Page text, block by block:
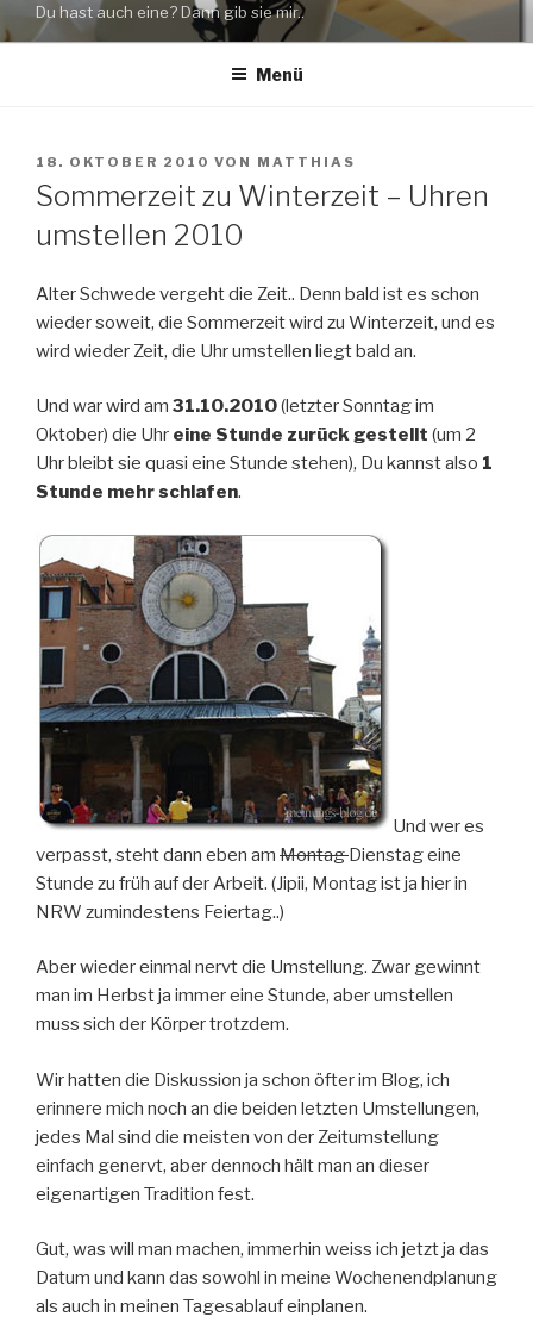
springenDu hast auch eine? Dann gib sie mir..
Menü
VERÖFFENTLICHT
AM
18. OKTOBER 2010 VON MATTHIAS
Sommerzeit zu Winterzeit – Uhren
umstellen 2010
Alter Schwede vergeht die Zeit.. Denn bald ist es schon
wieder soweit, die Sommerzeit wird zu Winterzeit, und es
wird wieder Zeit, die Uhr umstellen liegt bald an.
Und war wird am 31.10.2010(letzter Sonntag im
Oktober) die Uhr eine Stunde zurück gestellt (um 2
Uhr bleibt sie quasi eine Stunde stehen), Du kannst also 1
Stunde mehr schlafen.
Und wer es
verpasst, steht dann eben am MontagDienstag eine
Stunde zu früh auf der Arbeit. (Jipii, Montag ist ja hier in
NRW zumindestens Feiertag..)
Aber wieder einmal nervt die Umstellung. Zwar gewinnt
man im Herbst ja immer eine Stunde, aber umstellen
muss sich der Körper trotzdem.
Wir hatten die Diskussion ja schon öfter im Blog, ich
erinnere mich noch an die beiden letzten Umstellungen,
jedes Mal sind die meisten von der Zeitumstellung
einfach genervt, aber dennoch hält man an dieser
eigenartigen Tradition fest.
Gut, was will man machen, immerhin weiss ich jetzt ja das
Datum und kann das sowohl in meine Wochenendplanung
als auch in meinen Tagesablauf einplanen.